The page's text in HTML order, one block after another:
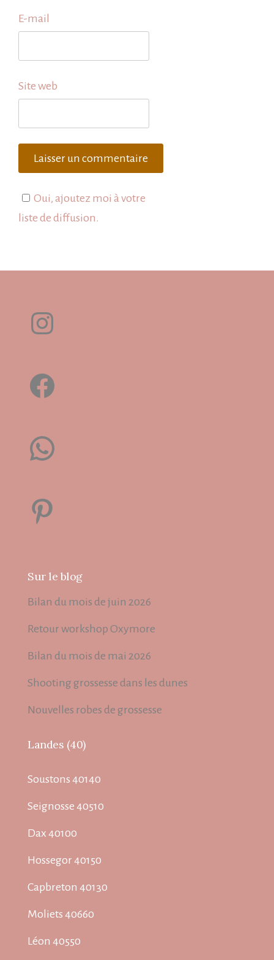
E-mail
Site web
Oui, ajoutez moi à votre
liste de diffusion.
Instagram
Facebook
WhatsApp
Pinterest
Sur le blog
Bilan du mois de juin 2026
Retour workshop Oxymore
Bilan du mois de mai 2026
Shooting grossesse dans les dunes
Nouvelles robes de grossesse
Landes (40)
Soustons 40140
Seignosse 40510
Dax 40100
Hossegor 40150
Capbreton 40130
Moliets 40660
Léon 40550